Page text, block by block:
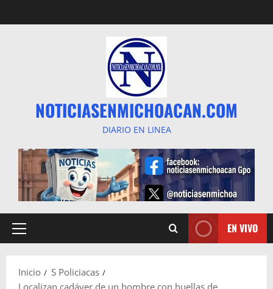
al
NOTICIASENMICHOACAN.COM
DIARIO EN LINEA
Menú
EN VIVO
Inicio
S Policiacas